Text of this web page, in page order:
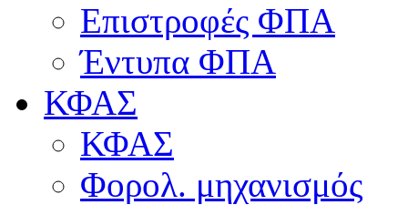
Επιστροφές ΦΠΑ
Έντυπα ΦΠΑ
ΚΦΑΣ
ΚΦΑΣ
Φορολ. μηχανισμός